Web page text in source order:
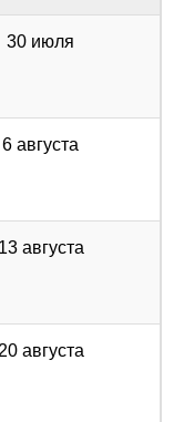
30 июля
6 августа
13 августа
20 августа